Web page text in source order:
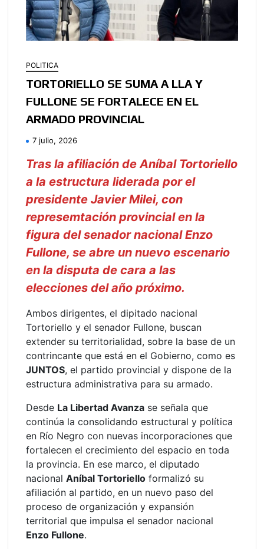
POLITICA
TORTORIELLO SE SUMA A LLA Y
FULLONE SE FORTALECE EN EL
ARMADO PROVINCIAL
7 julio, 2026
Tras la afiliación de Aníbal Tortoriello
a la estructura liderada por el
presidente Javier Milei, con
represemtación provincial en la
figura del senador nacional Enzo
Fullone, se abre un nuevo escenario
en la disputa de cara a las
elecciones del año próximo.
Ambos dirigentes, el dipitado nacional
Tortoriello y el senador Fullone, buscan
extender su territorialidad, sobre la base de un
contrincante que está en el Gobierno, como es
JUNTOS, el partido provincial y dispone de la
estructura administrativa para su armado.
Desde La Libertad Avanza se señala que
continúa la consolidando estructural y política
en Río Negro con nuevas incorporaciones que
fortalecen el crecimiento del espacio en toda
la provincia. En ese marco, el diputado
nacionalAníbal Tortoriello formalizó su
afiliación al partido, en un nuevo paso del
proceso de organización y expansión
territorial que impulsa el senador nacional
Enzo Fullone.